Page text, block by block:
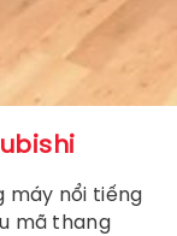
máy nổi tiếng
mã thang